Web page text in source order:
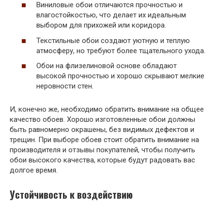
Виниловые обои отличаются прочностью и
влагостойкостью, что делает их идеальным
выбором для прихожей или коридора.
Текстильные обои создают уютную и теплую
атмосферу, но требуют более тщательного ухода.
Обои на флизелиновой основе обладают
высокой прочностью и хорошо скрывают мелкие
неровности стен.
И, конечно же, необходимо обратить внимание на общее
качество обоев. Хорошо изготовленные обои должны
быть равномерно окрашены, без видимых дефектов и
трещин. При выборе обоев стоит обратить внимание на
производителя и отзывы покупателей, чтобы получить
обои высокого качества, которые будут радовать вас
долгое время.
Устойчивость к воздействию